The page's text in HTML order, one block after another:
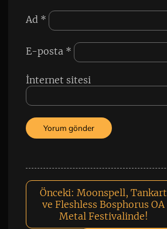
Ad *
E-posta *
İnternet sitesi
Önceki: Moonspell, Tankart
ve Fleshless Bosphorus OA
Metal Festivalinde!